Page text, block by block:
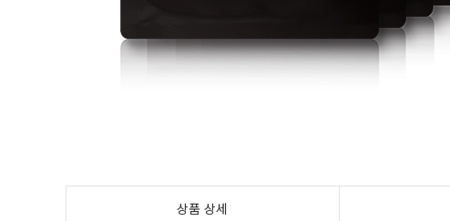
상품 상세